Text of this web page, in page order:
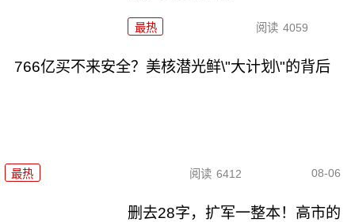
最热 阅读 4059
766亿买不来安全？美核潜光鲜\"大计划\"的背后
最热 阅读 6412 08-06
删去28字，扩军一整本！高市的